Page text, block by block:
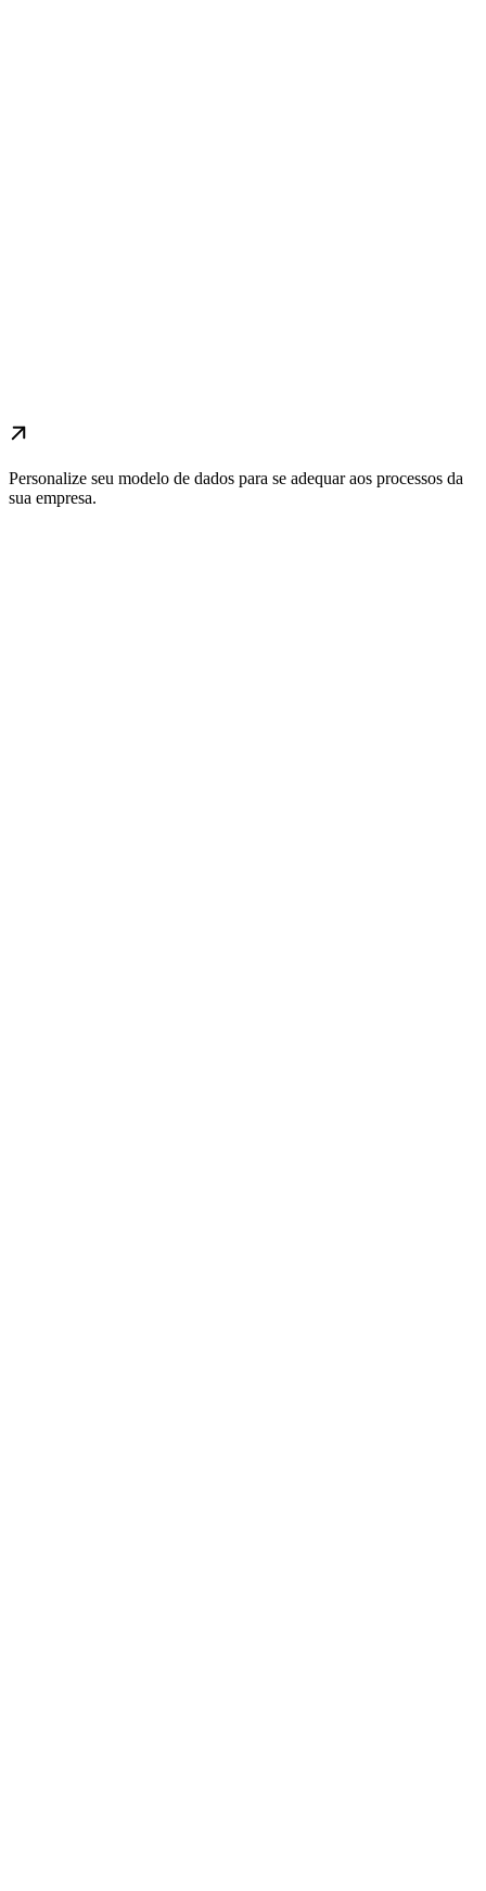
Personalize seu modelo de dados para se adequar aos processos da
sua empresa.